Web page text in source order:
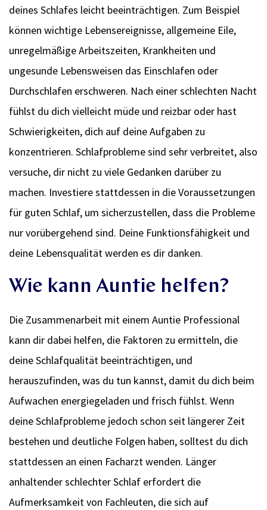
deines Schlafes leicht beeinträchtigen. Zum Beispiel
können wichtige Lebensereignisse, allgemeine Eile,
unregelmäßige Arbeitszeiten, Krankheiten und
ungesunde Lebensweisen das Einschlafen oder
Durchschlafen erschweren. Nach einer schlechten Nacht
fühlst du dich vielleicht müde und reizbar oder hast
Schwierigkeiten, dich auf deine Aufgaben zu
konzentrieren. Schlafprobleme sind sehr verbreitet, also
versuche, dir nicht zu viele Gedanken darüber zu
machen. Investiere stattdessen in die Voraussetzungen
für guten Schlaf, um sicherzustellen, dass die Probleme
nur vorübergehend sind. Deine Funktionsfähigkeit und
deine Lebensqualität werden es dir danken.
Wie kann Auntie helfen?
Die Zusammenarbeit mit einem Auntie Professional
kann dir dabei helfen, die Faktoren zu ermitteln, die
deine Schlafqualität beeinträchtigen, und
herauszufinden, was du tun kannst, damit du dich beim
Aufwachen energiegeladen und frisch fühlst. Wenn
deine Schlafprobleme jedoch schon seit längerer Zeit
bestehen und deutliche Folgen haben, solltest du dich
stattdessen an einen Facharzt wenden. Länger
anhaltender schlechter Schlaf erfordert die
Aufmerksamkeit von Fachleuten, die sich auf